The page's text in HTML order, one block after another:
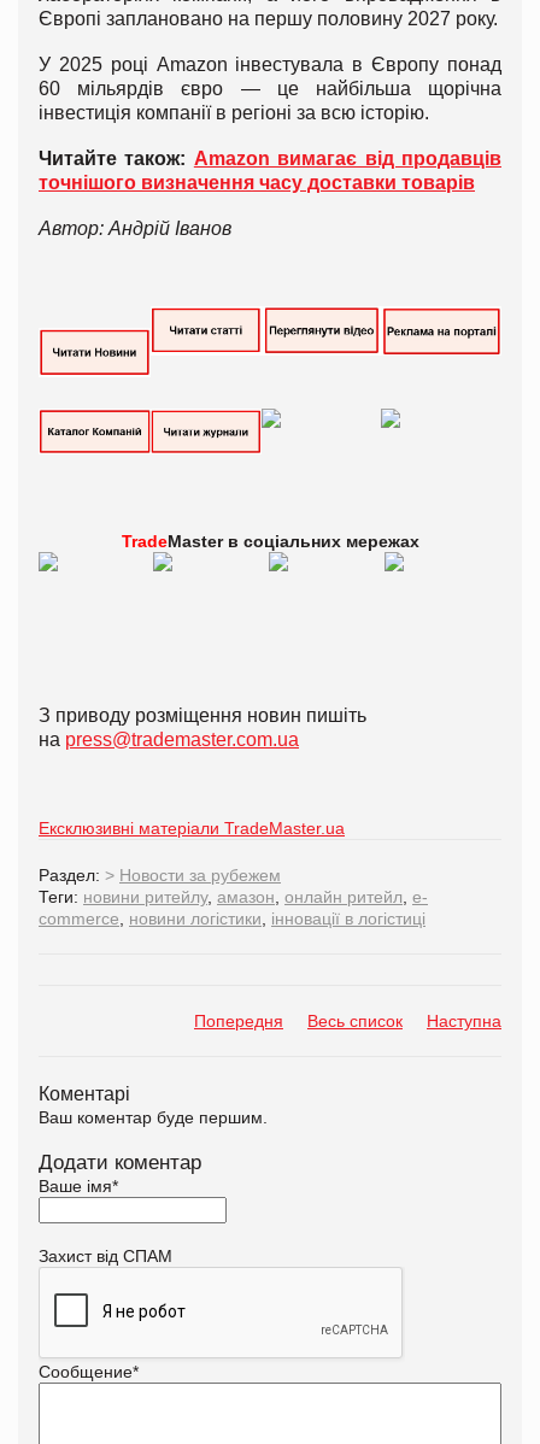
Європі заплановано на першу половину 2027 року.
У 2025 році Amazon інвестувала в Європу понад
60 мільярдів євро — це найбільша щорічна
інвестиція компанії в регіоні за всю історію.
Читайте також: Amazon вимагає від продавців
точнішого визначення часу доставки товарів
Автор: Андрій Іванов
TradeMaster в соціальних мережах
З приводу розміщення новин пишіть
на press@trademaster.com.ua
Ексклюзивні матеріали TradeMaster.ua
Раздел: > Новости за рубежем
Теги: новини ритейлу, амазон онлайн ритейл e-
commerce
новини логістики інновації в логістиці
Попередня Весь список Наступна
Коментарі
Ваш коментар буде першим.
Додати коментар
Ваше імя*
Захист від СПАМ
Сообщение*